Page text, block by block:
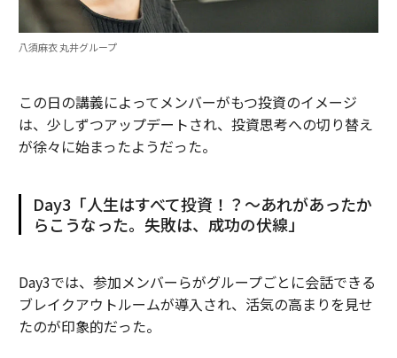
八須麻衣 丸井グループ
この日の講義によってメンバーがもつ投資のイメージ
は、少しずつアップデートされ、投資思考への切り替え
が徐々に始まったようだった。
Day3「人生はすべて投資！？～あれがあったか
らこうなった。失敗は、成功の伏線」
Day3では、参加メンバーらがグループごとに会話できる
ブレイクアウトルームが導入され、活気の高まりを見せ
たのが印象的だった。